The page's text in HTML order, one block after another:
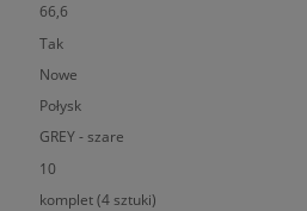
66,6
Tak
Nowe
Połysk
GREY - szare
10
komplet (4 sztuki)